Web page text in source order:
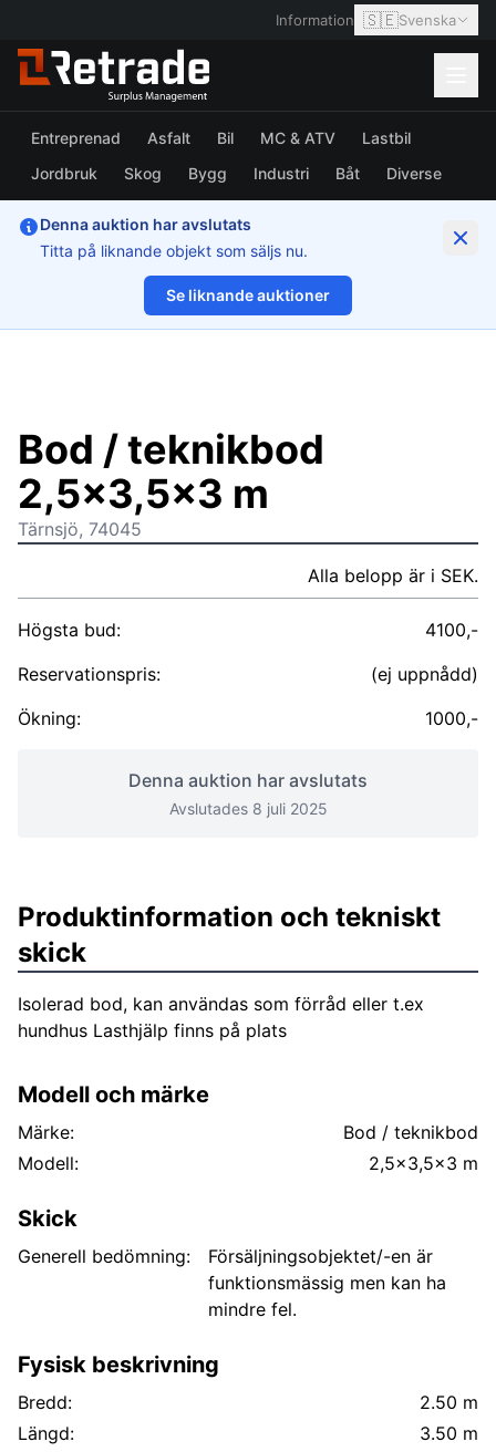
Information 🇸🇪Svenska
Entreprenad Asfalt Bil MC & ATV
Lastbil
Jordbruk
Skog Bygg Industri Båt Diverse
Denna auktion har avslutats
Titta på liknande objekt som säljs nu.
Se liknande auktioner
1/20
Bod / teknikbod
2,5x3,5x3 m
Tärnsjö, 74045
Alla belopp är i SEK.
Högsta bud:
4100,-
Reservationspris:
(ej uppnådd)
Ökning:
1000,-
Denna auktion har avslutats
Avslutades 8 juli 2025
Produktinformation och tekniskt
skick
Isolerad bod, kan användas som förråd eller t.ex
hundhus Lasthjälp finns på plats
Modell och märke
Märke:
Bod / teknikbod
Modell:
2,5x3,5x3 m
Skick
Generell bedömning:
Försäljningsobjektet/-en är
funktionsmässig men kan ha
mindre fel.
Fysisk beskrivning
Bredd:
2.50 m
Längd:
3.50 m